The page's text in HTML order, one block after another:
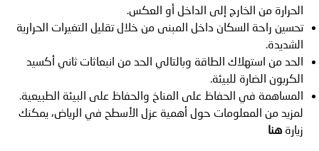
الحرارة من الخارج إلى الداخل أو العكس.
تحسين راحة السكان داخل المبنى من خلال تقليل التغيرات الحرارية
الشديدة.
الحد من استهلاك الطاقة وبالتالي الحد من انبعاثات ثاني أكسيد
الكربون الضارة للبيئة.
المساهمة في الحفاظ على المناخ والحفاظ على البيئة الطبيعية.
لمزيد من المعلومات حول أهمية عزل الأسطح في الرياض، يمكنك
زيارةهنا